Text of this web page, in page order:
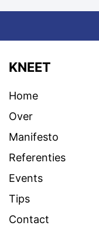
KNEET
Home
Over
Manifesto
Referenties
Events
Tips
Contact